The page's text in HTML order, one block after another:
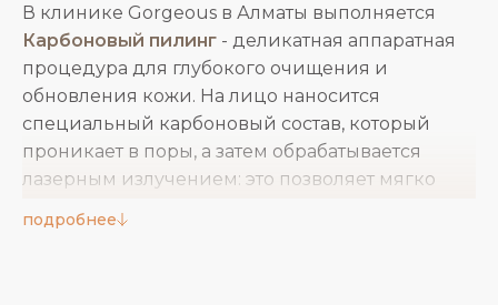
В клинике Gorgeous в Алматы выполняется
Карбоновый пилинг - деликатная аппаратная
процедура для глубокого очищения и
обновления кожи. На лицо наносится
специальный карбоновый состав, который
проникает в поры, а затем обрабатывается
лазерным излучением: это позволяет мягко
выработку себума и улучшить общее состояние
подробнее